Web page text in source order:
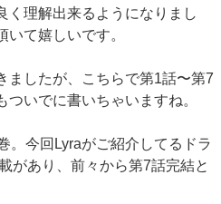
く理解出来るようになりまし
て嬉しいです。
ましたが、こちらで第1話〜第7
いでに書いちゃいますね。
。今回Lyraがご紹介してるドラ
があり、前々から第7話完結と